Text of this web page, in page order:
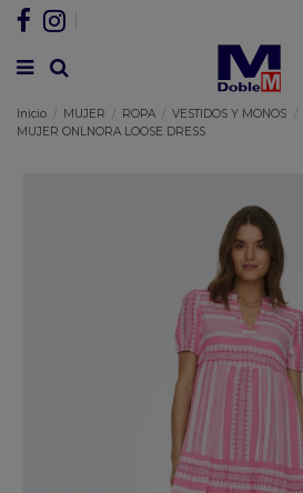
Inicio MUJER ROPA VESTIDOS Y MONOS
MUJER ONLNORA LOOSE DRESS